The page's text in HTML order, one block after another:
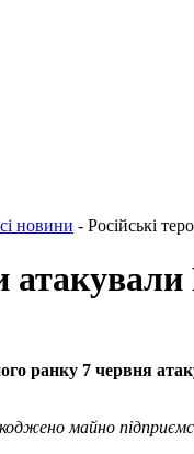
новини - Російські
ранку 7 червня
майно